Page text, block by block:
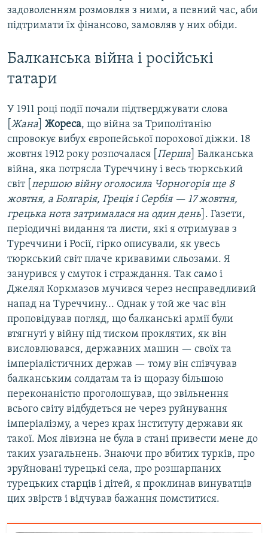
задоволенням розмовляв з ними, а певний час, аби
підтримати їх фінансово, замовляв у них обіди.
Балканська війна і російські
татари
У 1911 році події почали підтверджувати слова
Жана Жореса, що війна за Триполітанію
спровокує вибух європейської порохової діжки. 18
жовтня 1912 року розпочалася [ Перша ] Балканська
війна, яка потрясла Туреччину і весь тюркський
світ [ першою війну оголосила Чорногорія ще 8
жовтня, а Болгарія, Греція і Сербія — 17 жовтня,
грецька нота затрималася на один день ]. Газети,
періодичні видання та листи, які я отримував з
Туреччини і Росії, гірко описували, як увесь
тюркський світ плаче кривавими сльозами. Я
занурився у смуток і страждання. Так само і
Джелял Коркмазов мучився через несправедливий
напад на Туреччину... Однак у той же час він
проповідував погляд, що балканські армії були
втягнуті у війну під тиском проклятих, як він
висловлювався, державних машин — своїх та
імперіалістичних держав — тому він співчував
балканським солдатам та із щоразу більшою
переконаністю проголошував, що звільнення
всього світу відбудеться не через руйнування
імперіалізму, а через крах інституту держави як
такої. Моя лівизна не була в стані привести мене до
таких узагальнень. Знаючи про вбитих турків, про
зруйновані турецькі села, про розшарпаних
турецьких старців і дітей, я проклинав винуватців
цих звірств і відчував бажання помститися.